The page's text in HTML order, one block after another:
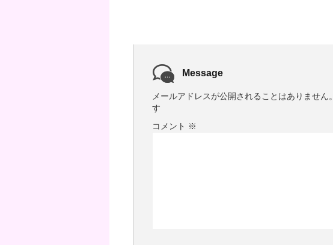
Message
メールアドレスが公開されることはありません。
す
コメント ※